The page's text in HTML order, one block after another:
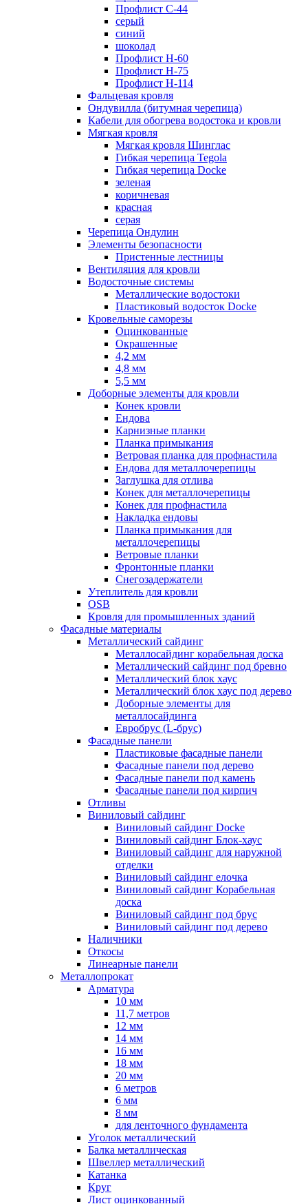
Профлист С-44
серый
синий
шоколад
Профлист Н-60
Профлист Н-75
Профлист H-114
Фальцевая кровля
Ондувилла (битумная черепица)
Кабели для обогрева водостока и кровли
Мягкая кровля
Мягкая кровля Шинглас
Гибкая черепица Tegola
Гибкая черепица Docke
зеленая
коричневая
красная
серая
Черепица Ондулин
Элементы безопасности
Пристенные лестницы
Вентиляция для кровли
Водосточные системы
Металлические водостоки
Пластиковый водосток Docke
Кровельные саморезы
Оцинкованные
Окрашенные
4,2 мм
4,8 мм
5,5 мм
Доборные элементы для кровли
Конек кровли
Ендова
Карнизные планки
Планка примыкания
Ветровая планка для профнастила
Ендова для металлочерепицы
Заглушка для отлива
Конек для металлочерепицы
Конек для профнастила
Накладка ендовы
Планка примыкания для
металлочерепицы
Ветровые планки
Фронтонные планки
Снегозадержатели
Утеплитель для кровли
OSB
Кровля для промышленных зданий
Фасадные материалы
Металлический сайдинг
Металлосайдинг корабельная доска
Металлический сайдинг под бревно
Металлический блок хаус
Металлический блок хаус под дерево
Доборные элементы для
металлосайдинга
Евробрус (L-брус)
Фасадные панели
Пластиковые фасадные панели
Фасадные панели под дерево
Фасадные панели под камень
Фасадные панели под кирпич
Отливы
Виниловый сайдинг
Виниловый сайдинг Docke
Виниловый сайдинг Блок-хаус
Виниловый сайдинг для наружной
отделки
Виниловый сайдинг елочка
Виниловый сайдинг Корабельная
доска
Виниловый сайдинг под брус
Виниловый сайдинг под дерево
Наличники
Откосы
Линеарные панели
Металлопрокат
Арматура
10 мм
11,7 метров
12 мм
14 мм
16 мм
18 мм
20 мм
6 метров
6 мм
8 мм
для ленточного фундамента
Уголок металлический
Балка металлическая
Швеллер металлический
Катанка
Круг
Лист оцинкованный